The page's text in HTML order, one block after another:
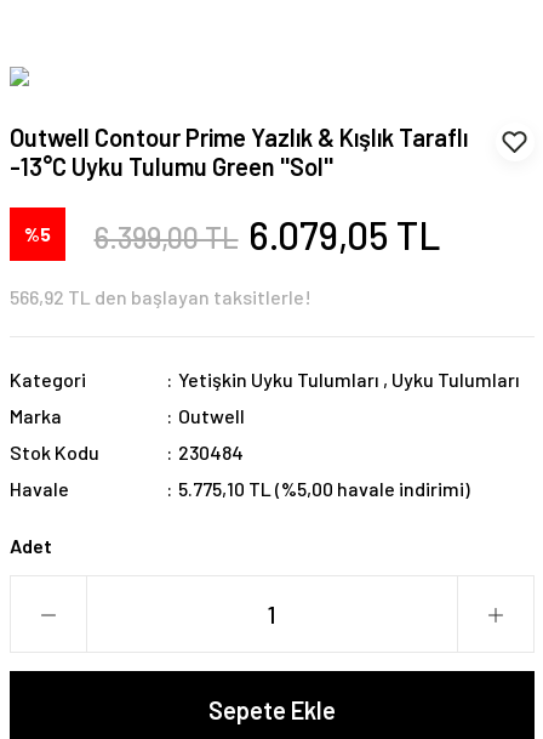
Outwell Contour Prime Yazlık & Kışlık Taraflı
-13°C Uyku Tulumu Green ''Sol''
%5 6.399,00 TL 6.079,05 TL
566,92 TL den başlayan taksitlerle!
Kategori Yetişkin Uyku Tulumları , Uyku Tulumları
Marka
Outwell
Stok Kodu
230484
Havale
5.775,10 TL (%5,00 havale indirimi)
Adet
Sepete Ekle